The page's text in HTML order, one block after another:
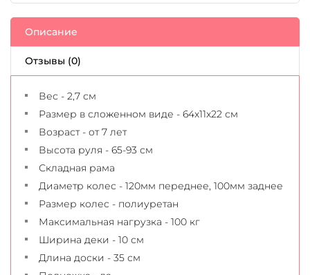
Описание
Отзывы (0)
Вес - 2,7 см
Размер в сложенном виде - 64x11x22 см
Возраст - от 7 лет
Высота руля - 65-93 см
Складная рама
Диаметр колес - 120мм переднее, 100мм заднее
Размер колес - полиуретан
Максимальная нагрузка - 100 кг
Ширина деки - 10 см
Длина доски - 35 см